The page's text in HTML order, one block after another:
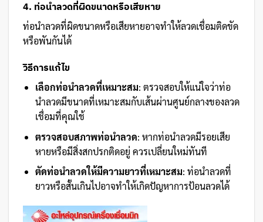
4. ท่อนำลวดที่ผิดขนาดหรือเสียหาย
ท่อนำลวดที่ผิดขนาดหรือเสียหายอาจทำให้ลวดเชื่อมติดขัด
หรือพันกันได้
วิธีการแก้ไข
เลือกท่อนำลวดที่เหมาะสม: ตรวจสอบให้แน่ใจว่าท่อ
นำลวดมีขนาดที่เหมาะสมกับเส้นผ่านศูนย์กลางของลวด
เชื่อมที่คุณใช้
ตรวจสอบสภาพท่อนำลวด: หากท่อนำลวดมีรอยเสีย
หายหรือมีสิ่งสกปรกติดอยู่ ควรเปลี่ยนใหม่ทันที
ตัดท่อนำลวดให้มีความยาวที่เหมาะสม: ท่อนำลวดที่
ยาวหรือสั้นเกินไปอาจทำให้เกิดปัญหาการป้อนลวดได้